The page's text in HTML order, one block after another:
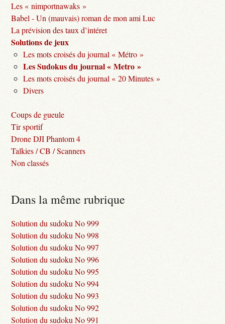
Les « nimportnawaks »
Babel - Un (mauvais) roman de mon ami Luc
La prévision des taux d’intéret
Solutions de jeux
Les mots croisés du journal « Métro »
Les Sudokus du journal « Metro »
Les mots croisés du journal « 20 Minutes »
Divers
Coups de gueule
Tir sportif
Drone DJI Phantom 4
Talkies / CB / Scanners
Non classés
Dans la même rubrique
Solution du sudoku No 999
Solution du sudoku No 998
Solution du sudoku No 997
Solution du sudoku No 996
Solution du sudoku No 995
Solution du sudoku No 994
Solution du sudoku No 993
Solution du sudoku No 992
Solution du sudoku No 991